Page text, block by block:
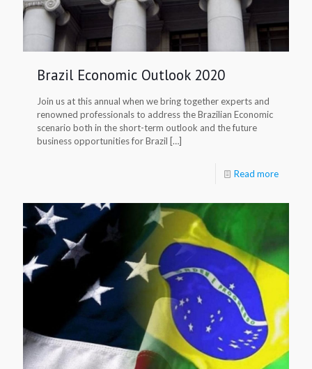
Brazil Economic Outlook 2020
Join us at this annual when we bring together experts and
renowned professionals to address the Brazilian Economic
scenario both in the short-term outlook and the future
business opportunities for Brazil […]
Read more